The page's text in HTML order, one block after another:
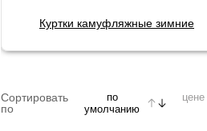
Куртки камуфляжные зимние
Сортировать
по
по
умолчанию
цене